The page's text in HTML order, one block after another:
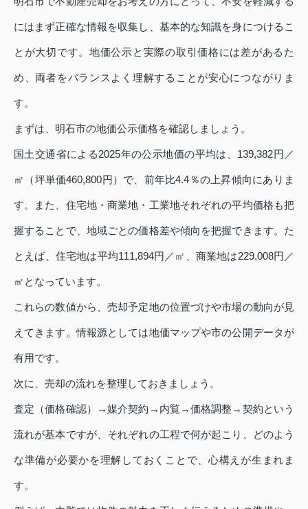
にはまず正確な情報を収集し、基本的な知識を身につけるこ
とが大切です。地価公示と実際の取引価格には差があるた
め、両者をバランスよく理解することが安心につながりま
す。
まずは、明石市の地価公示価格を確認しましょう。
国土交通省による2025年の公示地価の平均は、139,382円／
㎡（坪単価460,800円）で、前年比4.4％の上昇傾向にありま
す。また、住宅地・商業地・工業地それぞれの平均価格も把
握することで、地域ごとの価格差や傾向を把握できます。た
とえば、住宅地は平均111,894円／㎡、商業地は229,008円／
㎡となっています。
これらの数値から、売却予定地の位置づけや市場の動向が見
えてきます。情報源としては地価マップや市の公開データが
有用です。
次に、売却の流れを整理しておきましょう。
査定（価格確認）→媒介契約→内覧→価格調整→契約という
流れが基本ですが、それぞれの工程で何が起こり、どのよう
な準備が必要かを理解しておくことで、心構えが生まれま
す。